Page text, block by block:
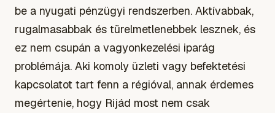
be a nyugati pénzügyi rendszerben. Aktívabbak,
rugalmasabbak és türelmetlenebbek lesznek, és
ez nem csupán a vagyonkezelési iparág
problémája. Aki komoly üzleti vagy befektetési
kapcsolatot tart fenn a régióval, annak érdemes
megértenie, hogy Rijád most nem csak